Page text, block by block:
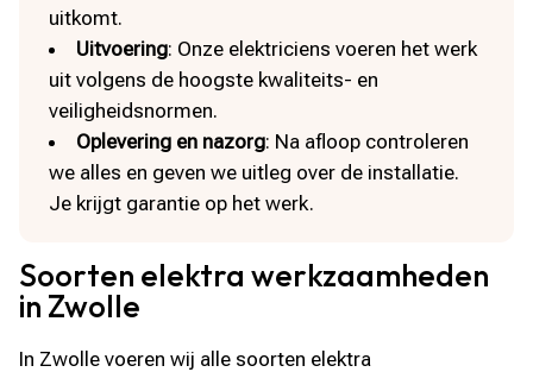
uitkomt.
Uitvoering: Onze elektriciens voeren het werk
uit volgens de hoogste kwaliteits- en
veiligheidsnormen.
Oplevering en nazorg: Na afloop controleren
we alles en geven we uitleg over de installatie.
Je krijgt garantie op het werk.
Soorten elektra werkzaamheden
in Zwolle
In Zwolle voeren wij alle soorten elektra